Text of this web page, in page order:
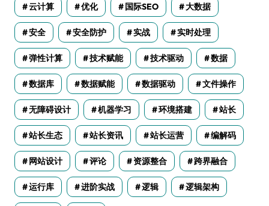
云计算 优化 国际SEO 大数据
安全 安全防护 实战 实时处理
弹性计算 技术赋能 技术驱动 数据
数据库 数据赋能 数据驱动 文件操作
无障碍设计 机器学习 环境搭建 站长
站长生态 站长资讯 站长运营 编解码
网站设计 评论 资源整合 跨界融合
运行库 进阶实战 逻辑 逻辑架构